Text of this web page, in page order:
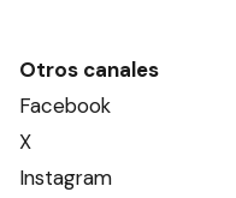
Otros canales
Facebook
X
Instagram